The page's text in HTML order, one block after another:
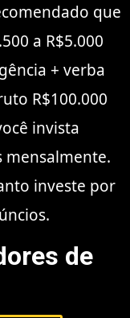
que
a R$5.000
+ verba
R$100.000
invista
mensalmente.
investe por
de